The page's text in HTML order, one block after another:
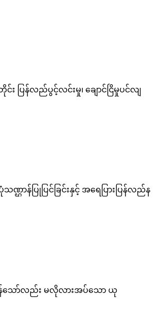
ြန်လည်ပွင့်လင်းမှု၊ ချောင်ငြိမှုပင်လျ
ဌာန်ပြုပြင်ခြင်းနှင့် အရေပြားပြန်လည်န
းမှန်သော်လည်း မလိုလားအပ်သော ယု